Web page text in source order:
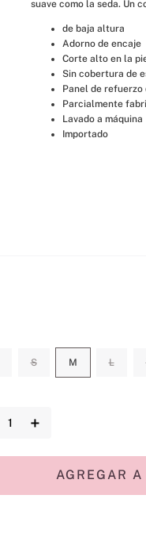
suave como la seda. Un
de baja altura
Adorno de encaje
Corte alto en la
Sin cobertura de
Panel de refuerzo
Parcialmente
Lavado a máquina
Importado
S M L
＋
AGREGAR